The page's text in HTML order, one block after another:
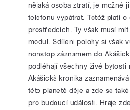
nějaká osoba ztratí, je možné
telefonu vypátrat. Totéž platí o
prostředcích. Ty však musí mít
modul. Sdílení polohy si však
nonstop záznamem do
podléhají všechny živé bytosti
Akášickà kronika
této planetě děje a zde se
pro budoucí události. Hraje